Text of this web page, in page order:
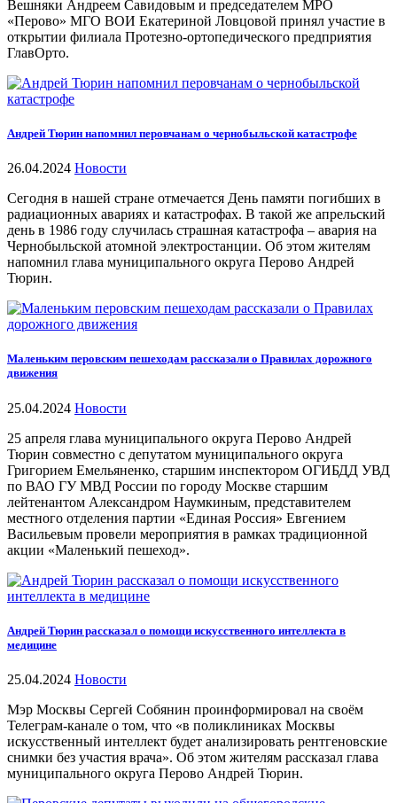
Вешняки Андреем Савидовым и председателем МРО
«Перово» МГО ВОИ Екатериной Ловцовой принял участие в
открытии филиала Протезно-ортопедического предприятия
ГлавОрто.
Андрей Тюрин напомнил перовчанам о чернобыльской катастрофе
26.04.2024 Новости
Сегодня в нашей стране отмечается День памяти погибших в
радиационных авариях и катастрофах. В такой же апрельский
день в 1986 году случилась страшная катастрофа – авария на
Чернобыльской атомной электростанции. Об этом жителям
напомнил глава муниципального округа Перово Андрей
Тюрин.
Маленьким перовским пешеходам рассказали о Правилах дорожного
движения
25.04.2024 Новости
25 апреля глава муниципального округа Перово Андрей
Тюрин совместно с депутатом муниципального округа
Григорием Емельяненко, старшим инспектором ОГИБДД УВД
по ВАО ГУ МВД России по городу Москве старшим
лейтенантом Александром Наумкиным, представителем
местного отделения партии «Единая Россия» Евгением
Васильевым провели мероприятия в рамках традиционной
акции «Маленький пешеход».
Андрей Тюрин рассказал о помощи искусственного интеллекта в
медицине
25.04.2024 Новости
Мэр Москвы Сергей Собянин проинформировал на своём
Телеграм-канале о том, что «в поликлиниках Москвы
искусственный интеллект будет анализировать рентгеновские
снимки без участия врача». Об этом жителям рассказал глава
муниципального округа Перово Андрей Тюрин.